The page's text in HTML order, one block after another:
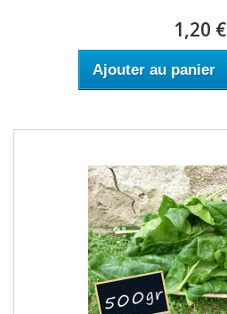
1,20 €
Ajouter au panier